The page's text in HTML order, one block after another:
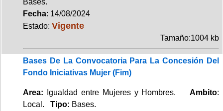
Fecha: 14/08/2024
Estado: Vigente
Tamaño:1004 kb
Bases De La Convocatoria Para La Concesión Del
Fondo Iniciativas Mujer (Fim)
Area: Igualdad entre Mujeres y Hombres. Ambito:
Local. Tipo: Bases.